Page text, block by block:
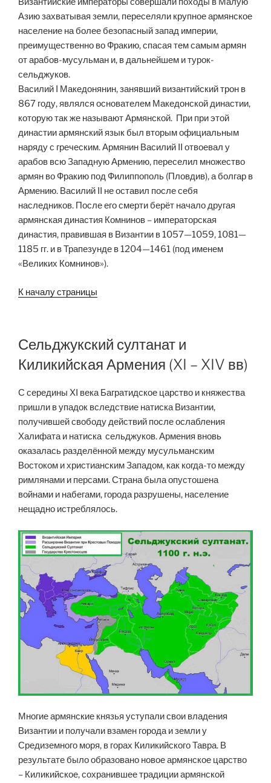
Азию захватывая земли, переселяли крупное армянское
население на более безопасный запад империи,
преимущественно во Фракию, спасая тем самым армян
от арабов-мусульман и, в дальнейшем и турок-
сельджуков.
Василий I Македонянин, занявший византийский трон в
867 году, являлся основателем Македонской династии,
которую так же называют Армянской. При при этой
династии армянский язык был вторым официальным
наряду с греческим. Армянин Василий II отвоевал у
арабов всю Западную Армению, переселил множество
армян во Фракию под Филиппополь (Пловдив), а болгар в
Армению. Василий II не оставил после себя
наследников. После его смерти берёт начало другая
армянская династия Комнинов – императорская
династия, правившая в Византии в 1057—1059, 1081—
1185 гг. и в Трапезунде в 1204—1461 (под именем
«Великих Комнинов»).
К началу страницы
Сельджукский султанат и
Киликийская Армения (XI – XIV вв)
С середины XI века Багратидское царство и княжества
пришли в упадок вследствие натиска Византии,
получившей свободу действий после ослабления
Халифата и натиска сельджуков. Армения вновь
оказалась разделённой между мусульманским
Востоком и христианским Западом, как когда-то между
римлянами и персами. Страна была опустошена
войнами и набегами, города разрушены, население
нещадно истреблялось.
Многие армянские князья уступали свои владения
Византии и получали взамен города и земли у
Средиземного моря, в горах Киликийского Тавра. В
результате было образовано новое армянское царство
– Киликийское, сохранившее традиции армянской